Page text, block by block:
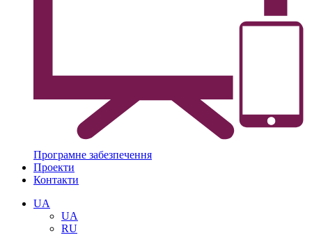
Програмне забезпечення
Проекти
Контакти
UA
UA
RU